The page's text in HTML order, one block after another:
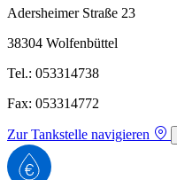
Adersheimer Straße 23
38304 Wolfenbüttel
Tel.: 053314738
Fax: 053314772
Zur Tankstelle navigieren